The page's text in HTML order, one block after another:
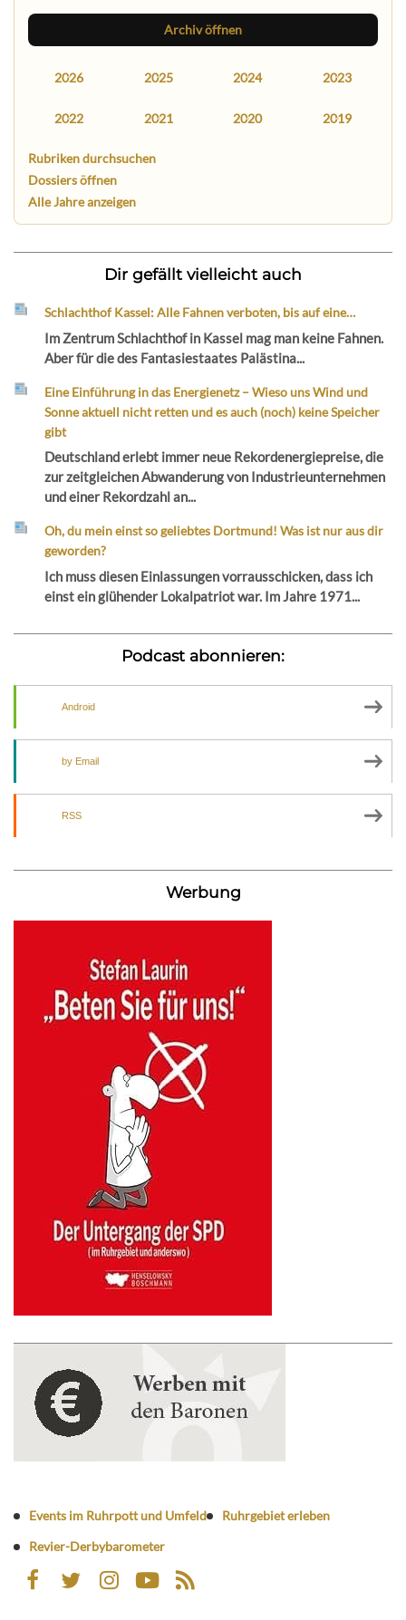
Archiv öffnen
2026 2025 2024 2023
2022 2021 2020 2019
Rubriken durchsuchen
Dossiers öffnen
Alle Jahre anzeigen
Dir gefällt vielleicht auch
Schlachthof Kassel: Alle Fahnen verboten, bis auf eine…
Im Zentrum Schlachthof in Kassel mag man keine Fahnen.
Aber für die des Fantasiestaates Palästina...
Eine Einführung in das Energienetz – Wieso uns Wind und
Sonne aktuell nicht retten und es auch (noch) keine Speicher
gibt
Deutschland erlebt immer neue Rekordenergiepreise, die
zur zeitgleichen Abwanderung von Industrieunternehmen
und einer Rekordzahl an...
Oh, du mein einst so geliebtes Dortmund! Was ist nur aus dir
geworden?
Ich muss diesen Einlassungen vorrausschicken, dass ich
einst ein glühender Lokalpatriot war. Im Jahre 1971...
Podcast abonnieren:
Android
by Email
RSS
Werbung
Events im Ruhrpott und Umfeld
Ruhrgebiet erleben
Revier-Derbybarometer